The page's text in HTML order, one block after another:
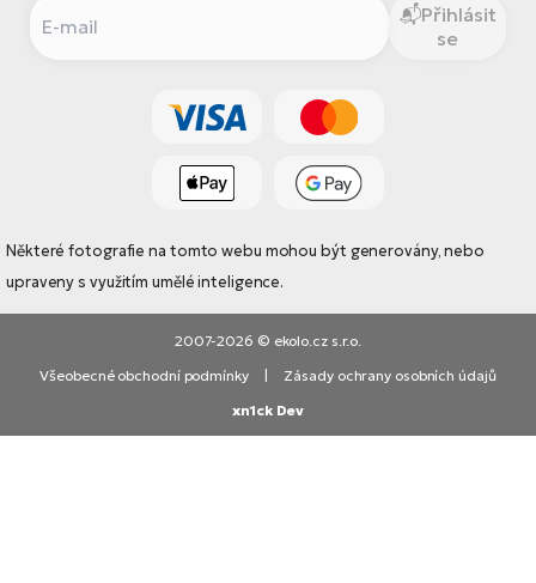
Přihlásit
se
Některé fotografie na tomto webu mohou být generovány, nebo
upraveny s využitím umělé inteligence.
2007-2026 © ekolo.cz s.r.o.
Všeobecné obchodní podmínky
Zásady ochrany osobních údajů
xn1ck Dev